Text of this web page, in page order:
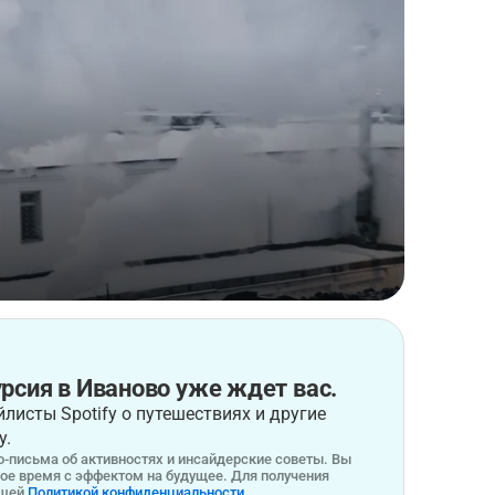
в Иваново уже ждет вас.
Spotify о путешествиях и другие
об активностях и инсайдерские советы. Вы
время с эффектом на будущее. Для получения